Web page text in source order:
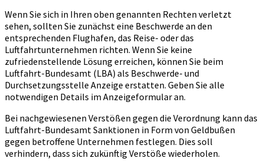
Wenn Sie sich in Ihren oben genannten Rechten verletzt
sehen, sollten Sie zunächst eine Beschwerde an den
entsprechenden Flughafen, das Reise- oder das
Luftfahrtunternehmen richten. Wenn Sie keine
zufriedenstellende Lösung erreichen, können Sie beim
Luftfahrt-Bundesamt (LBA) als Beschwerde- und
Durchsetzungsstelle Anzeige erstatten. Geben Sie alle
notwendigen Details im Anzeigeformular an.
Bei nachgewiesenen Verstößen gegen die Verordnung kann das
Luftfahrt-Bundesamt Sanktionen in Form von Geldbußen
gegen betroffene Unternehmen festlegen. Dies soll
verhindern, dass sich zukünftig Verstöße wiederholen.